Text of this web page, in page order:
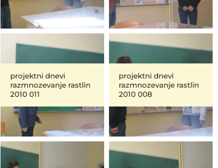
projektni dnevi
razmnozevanje rastlin
2010 011
projektni dnevi
razmnozevanje rastlin
2010 008